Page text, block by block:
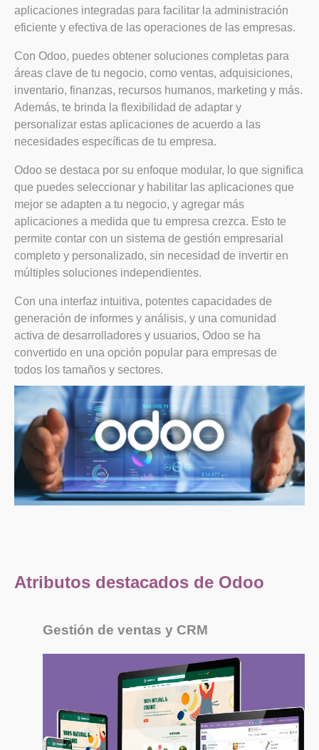
aplicaciones integradas para facilitar la administración
eficiente y efectiva de las operaciones de las empresas.
Con Odoo, puedes obtener soluciones completas para
áreas clave de tu negocio, como ventas, adquisiciones,
inventario, finanzas, recursos humanos, marketing y más.
Además, te brinda la flexibilidad de adaptar y
personalizar estas aplicaciones de acuerdo a las
necesidades específicas de tu empresa.
Odoo se destaca por su enfoque modular, lo que significa
que puedes seleccionar y habilitar las aplicaciones que
mejor se adapten a tu negocio, y agregar más
aplicaciones a medida que tu empresa crezca. Esto te
permite contar con un sistema de gestión empresarial
completo y personalizado, sin necesidad de invertir en
múltiples soluciones independientes.
Con una interfaz intuitiva, potentes capacidades de
generación de informes y análisis, y una comunidad
activa de desarrolladores y usuarios, Odoo se ha
convertido en una opción popular para empresas de
todos los tamaños y sectores.
Atributos destacados de Odoo
Gestión de ventas y CRM